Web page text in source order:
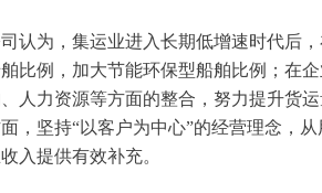
认为，集运业进入长期低增速时代后
比例，加大节能环保型船舶比例；在
人力资源等方面的整合，努力提升货
，坚持“以客户为中心”的经营理念，
入提供有效补充。